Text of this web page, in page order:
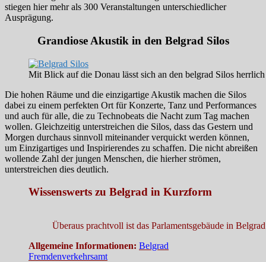
stiegen hier mehr als 300 Veranstaltungen unterschiedlicher
Ausprägung.
Grandiose Akustik in den Belgrad Silos
Mit Blick auf die Donau lässt sich an den belgrad Silos
Die hohen Räume und die einzigartige Akustik machen die Silos
dabei zu einem perfekten Ort für Konzerte, Tanz und Performances
und auch für alle, die zu Technobeats die Nacht zum Tag machen
wollen. Gleichzeitig unterstreichen die Silos, dass das Gestern und
Morgen durchaus sinnvoll miteinander verquickt werden können,
um Einzigartiges und Inspirierendes zu schaffen. Die nicht abreißen
wollende Zahl der jungen Menschen, die hierher strömen,
unterstreichen dies deutlich.
Wissenswerts zu Belgrad in Kurzform
Überaus prachtvoll ist das Parlamentsgebäude in
Allgemeine Informationen: Belgrad
Fremdenverkehrsamt